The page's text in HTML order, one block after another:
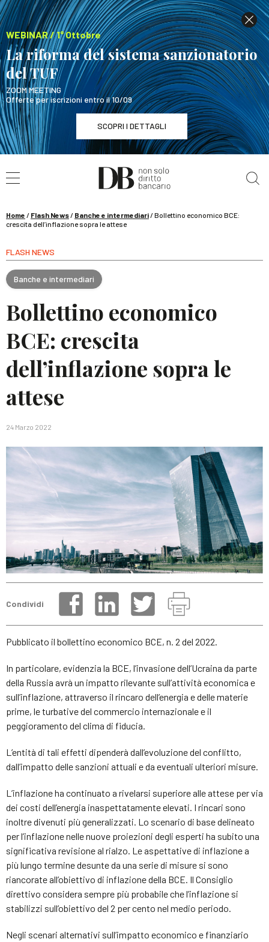
WEBINAR / 1° Ottobre
La riforma del sistema sanzionatorio
del TUF
ZOOM MEETING
Offerte per iscrizioni entro il 10/09
SCOPRI I DETTAGLI
WEBINAR / 1° Ottobre
La riforma del sistema sanzionatorio del TUF
Home / Flash News/ Banche e intermediari/Bollettino economico BCE:
crescita dell’inflazione sopra le attese
FLASH NEWS
Banche e intermediari
Bollettino economico
BCE: crescita
dell’inflazione sopra le
attese
24 Marzo 2022
Condividi
Pubblicato il bollettino economico BCE, n. 2 del 2022.
In particolare, evidenzia la BCE, l’invasione dell’Ucraina da parte
della Russia avrà un impatto rilevante sull’attività economica e
sull’inflazione, attraverso il rincaro dell’energia e delle materie
prime, le turbative del commercio internazionale e il
peggioramento del clima di fiducia.
L’entità di tali effetti dipenderà dall’evoluzione del conflitto,
dall’impatto delle sanzioni attuali e da eventuali ulteriori misure.
L’inflazione ha continuato a rivelarsi superiore alle attese per via
dei costi dell’energia inaspettatamente elevati. I rincari sono
inoltre divenuti più generalizzati. Lo scenario di base delineato
per l’inflazione nelle nuove proiezioni degli esperti ha subito una
significativa revisione al rialzo. Le aspettative di inflazione a
più lungo termine desunte da una serie di misure si sono
riancorate all’obiettivo di inflazione della BCE. Il Consiglio
direttivo considera sempre più probabile che l’inflazione si
stabilizzi sull’obiettivo del 2 per cento nel medio periodo.
Negli scenari alternativi sull’impatto economico e finanziario